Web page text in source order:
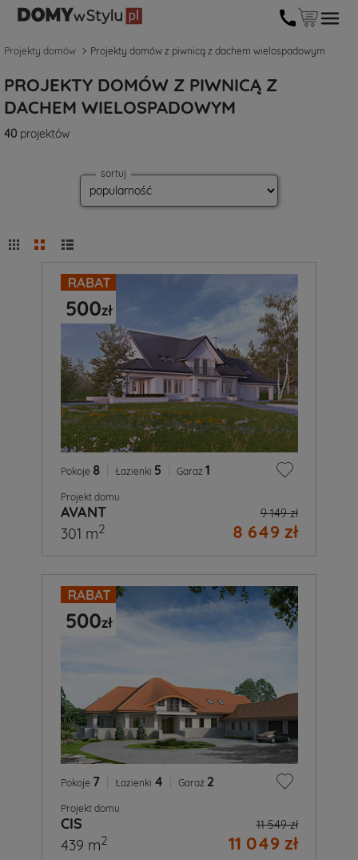
Projekty domów Projekty domów z piwnicą z dachem wielospadowym
PROJEKTY DOMÓW Z PIWNICĄ Z
DACHEM WIELOSPADOWYM
40 projektów
sortuj
Pokoje 8 Łazienki 5 Garaż 1
Projekt domu
AVANT 9 149 zł
8 649 zł
301 m2
Pokoje 7 Łazienki 4 Garaż 2
Projekt domu
CIS 11 549 zł
11 049 zł
439 m2